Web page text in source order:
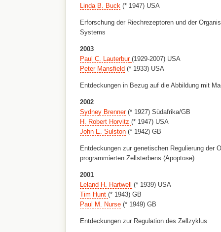
Linda B. Buck (* 1947) USA
Erforschung der Riechrezeptoren und der
Systems
2003
Paul C. Lauterbur (1929-2007) USA
Peter Mansfield(* 1933) USA
Entdeckungen in Bezug auf die Abbildung mit
2002
Sydney Brenner(* 1927) Südafrika/GB
H. Robert Horvitz (* 1947) USA
John E. Sulston(* 1942) GB
Entdeckungen zur genetischen Regulierung der
programmierten Zellsterbens (Apoptose)
2001
Leland H. Hartwell (* 1939) USA
Tim Hunt (* 1943) GB
Paul M. Nurse(* 1949) GB
Entdeckungen zur Regulation des Zellzyklus